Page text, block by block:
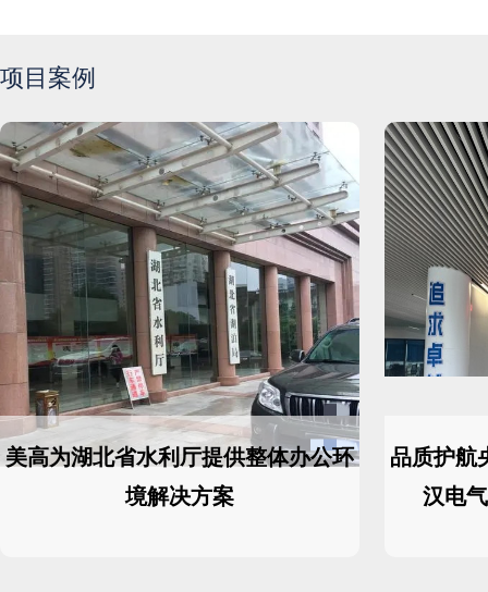
项目案例
美高为湖北省水利厅提供整体办公环
境解决方案
品质护航
汉电